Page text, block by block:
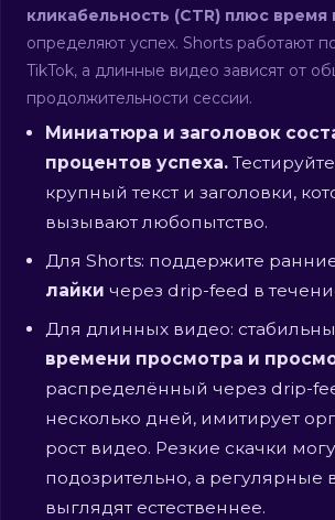
кликабельность (CTR) плюс время
определяют успех. Shorts работают
TikTok, а длинные видео зависят от
продолжительности сессии.
Миниатюра и заголовок
процентов успеха.
крупный текст и заголовки,
вызывают любопытство.
Для Shorts: поддержите
лайки через drip-feed в
Для длинных видео:
времени просмотра и
распределённый через drip-
несколько дней, имитирует
рост видео. Резкие скачки
подозрительно, а регулярные
выглядят естественнее.